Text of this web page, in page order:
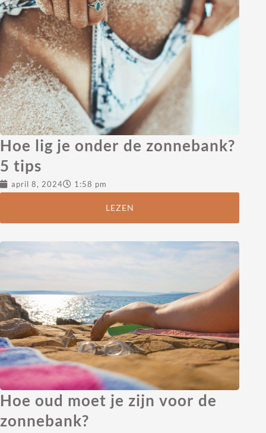
Hoe lig je onder de zonnebank?
5 tips
april 8, 2024 1:58 pm
LEZEN
Hoe oud moet je zijn voor de
zonnebank?